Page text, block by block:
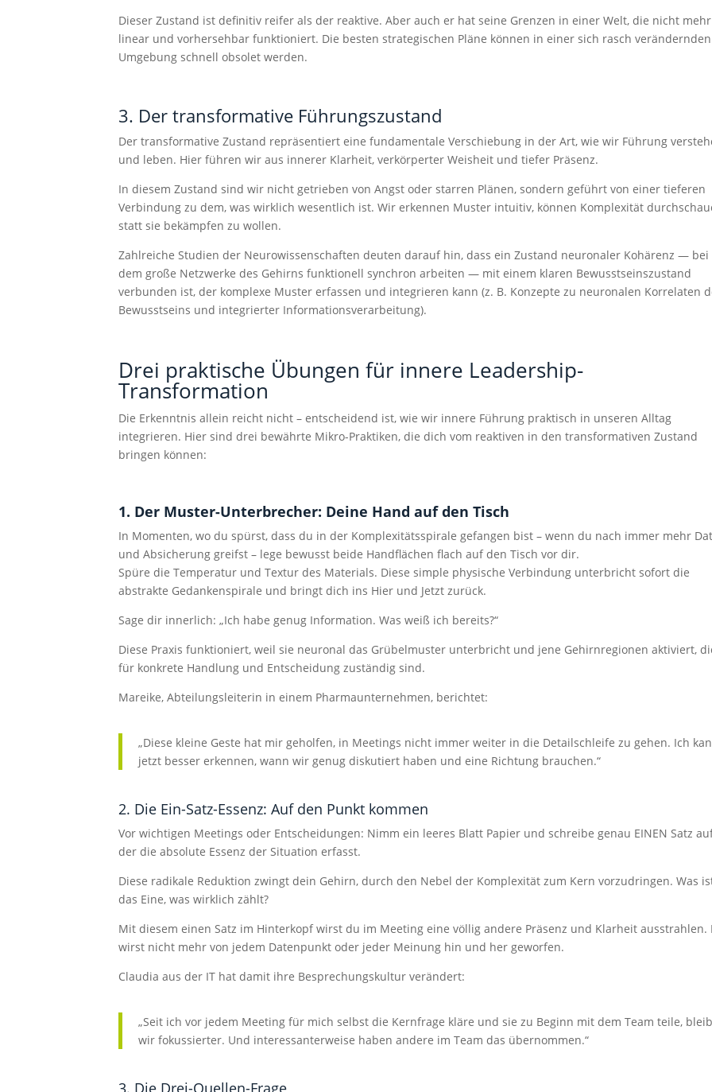
Dieser Zustand ist definitiv reifer als der reaktive. Aber auch er hat seine Grenzen in einer Welt, die nicht mehr
linear und vorhersehbar funktioniert. Die besten strategischen Pläne können in einer sich rasch verändernden
Umgebung schnell obsolet werden.
3. Der transformative Führungszustand
Der transformative Zustand repräsentiert eine fundamentale Verschiebung in der Art, wie wir Führung
und leben. Hier führen wir aus innerer Klarheit, verkörperter Weisheit und tiefer Präsenz.
In diesem Zustand sind wir nicht getrieben von Angst oder starren Plänen, sondern geführt von einer tieferen
Verbindung zu dem, was wirklich wesentlich ist. Wir erkennen Muster intuitiv, können Komplexität
statt sie bekämpfen zu wollen.
Zahlreiche Studien der Neurowissenschaften deuten darauf hin, dass ein Zustand neuronaler Kohärenz — bei
dem große Netzwerke des Gehirns funktionell synchron arbeiten — mit einem klaren Bewusstseinszustand
verbunden ist, der komplexe Muster erfassen und integrieren kann (z. B. Konzepte zu neuronalen Korrelaten
Bewusstseins und integrierter Informationsverarbeitung).
Drei praktische Übungen für innere Leadership-
Transformation
Die Erkenntnis allein reicht nicht – entscheidend ist, wie wir innere Führung praktisch in unseren Alltag
integrieren. Hier sind drei bewährte Mikro-Praktiken, die dich vom reaktiven in den transformativen Zustand
bringen können:
1. Der Muster-Unterbrecher: Deine Hand auf den Tisch
In Momenten, wo du spürst, dass du in der Komplexitätsspirale gefangen bist – wenn du nach immer mehr
und Absicherung greifst – lege bewusst beide Handflächen flach auf den Tisch vor dir.
Spüre die Temperatur und Textur des Materials. Diese simple physische Verbindung unterbricht sofort die
abstrakte Gedankenspirale und bringt dich ins Hier und Jetzt zurück.
Sage dir innerlich: „Ich habe genug Information. Was weiß ich bereits?“
Diese Praxis funktioniert, weil sie neuronal das Grübelmuster unterbricht und jene Gehirnregionen aktiviert,
für konkrete Handlung und Entscheidung zuständig sind.
Mareike, Abteilungsleiterin in einem Pharmaunternehmen, berichtet:
„Diese kleine Geste hat mir geholfen, in Meetings nicht immer weiter in die Detailschleife zu gehen. Ich
jetzt besser erkennen, wann wir genug diskutiert haben und eine Richtung brauchen.“
2. Die Ein-Satz-Essenz: Auf den Punkt kommen
Vor wichtigen Meetings oder Entscheidungen: Nimm ein leeres Blatt Papier und schreibe genau EINEN Satz
der die absolute Essenz der Situation erfasst.
Diese radikale Reduktion zwingt dein Gehirn, durch den Nebel der Komplexität zum Kern vorzudringen. Was
das Eine, was wirklich zählt?
Mit diesem einen Satz im Hinterkopf wirst du im Meeting eine völlig andere Präsenz und Klarheit ausstrahlen.
wirst nicht mehr von jedem Datenpunkt oder jeder Meinung hin und her geworfen.
Claudia aus der IT hat damit ihre Besprechungskultur verändert:
„Seit ich vor jedem Meeting für mich selbst die Kernfrage kläre und sie zu Beginn mit dem Team teile,
wir fokussierter. Und interessanterweise haben andere im Team das übernommen.“
3. Die Drei-Quellen-Frage